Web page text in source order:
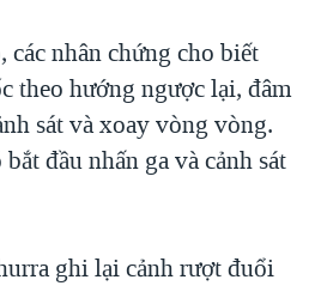
nhân chứng cho biết
theo hướng ngược lại, đâm
sát và xoay vòng vòng.
đầu nhấn ga và cảnh sát
ghi lại cảnh rượt đuổi